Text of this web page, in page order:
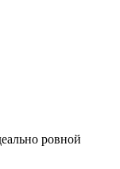
ровной